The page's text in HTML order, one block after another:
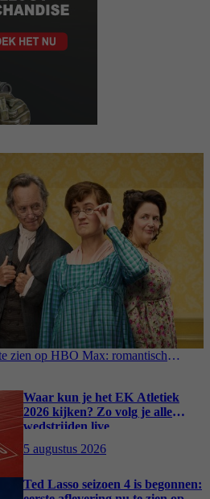
zien op HBO Max: romantisch
Waar kun je het EK Atletiek
2026 kijken? Zo volg je alle
wedstrijden live
5 augustus 2026
Ted Lasso seizoen 4 is begonnen: